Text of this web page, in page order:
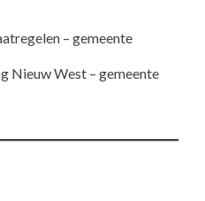
– gemeente
Nieuw West – gemeente